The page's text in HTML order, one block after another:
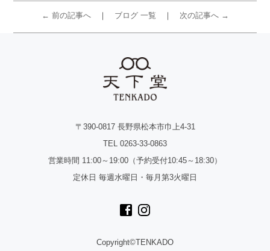
← 前の記事へ ブログ 一覧 次の記事へ →
〒390-0817 長野県松本市巾上4-31
TEL 0263-33-0863
営業時間 11:00～19:00（予約受付10:45～18:30）
定休日 毎週水曜日・毎月第3火曜日
Copyright©TENKADO